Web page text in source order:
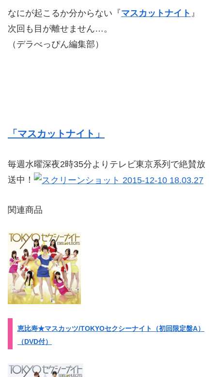
なにが起こるか分からない『マスカットナイト 』
次回も目が離せません…。
（デラべっぴん編集部）
「マスカットナイト」
毎週水曜深夜2時35分よりテレビ東京系列で絶賛放
送中！
関連商品
恵比寿★マスカッツ/TOKYOセクシーナイト（初回限定盤A）
（DVD付）